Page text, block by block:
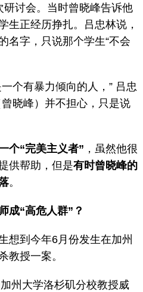
讨会。当时曾晓峰告诉他
生正经历挣扎。吕忠林说，
名字，只说那个学生“不会
有暴力倾向的人，” 吕忠
晓峰）并不担心，只是说
个“完美主义者” ，虽然他很
供帮助，但是有时曾晓峰的
。
成“高危人群”？
到今年6月份发生在加州
教授一案。
大学洛杉矶分校教授威